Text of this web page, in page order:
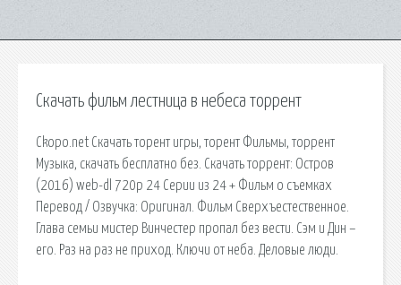
Скачать фильм лестница в небеса торрент
Ckopo.net Скачать торент игры, торент Фильмы, торрент
Музыка, скачать бесплатно без. Скачать торрент: Остров
(2016) web-dl 720p 24 Серии из 24 + Фильм о съемках
Перевод / Озвучка: Оригинал. Фильм Сверхъестественное.
Глава семьи мистер Винчестер пропал без вести. Сэм и Дин –
его. Раз на раз не приход. Ключи от неба. Деловые люди.